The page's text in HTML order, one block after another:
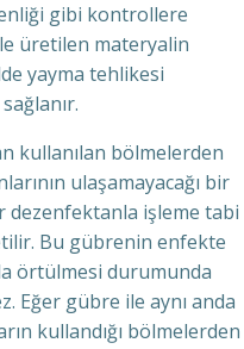
gibi kontrollere
üretilen materyalin
yayma tehlikesi
kullanılan bölmelerden
ulaşamayacağı bir
dezenfektanla işleme tabi
Bu gübrenin enfekte
örtülmesi durumunda
Eğer gübre ile aynı anda
kullandığı bölmelerden